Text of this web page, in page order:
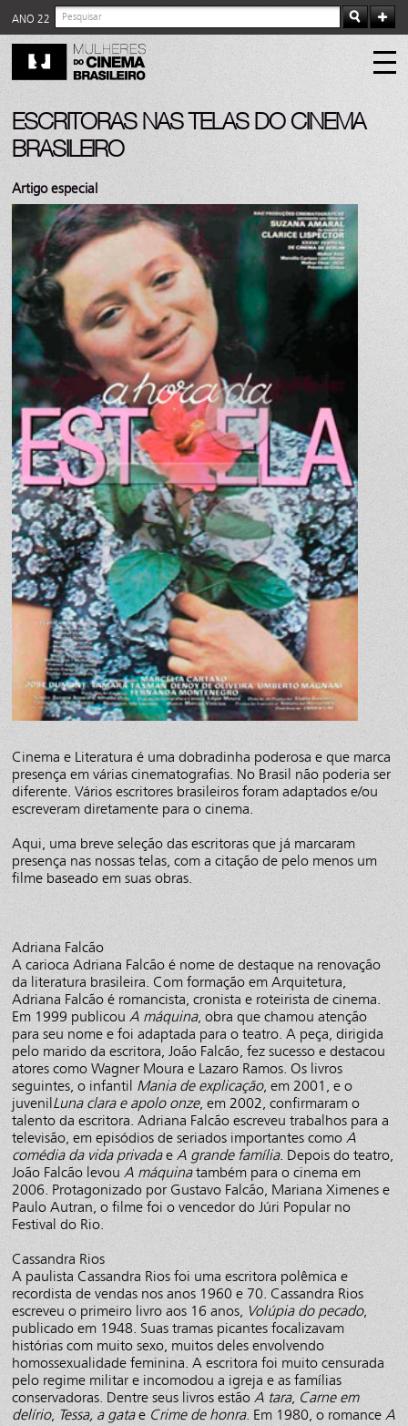
ANO 22
ESCRITORAS NAS TELAS DO CINEMA
BRASILEIRO
Artigo especial
Cinema e Literatura é uma dobradinha poderosa e que marca
presença em várias cinematografias. No Brasil não poderia ser
diferente. Vários escritores brasileiros foram adaptados e/ou
escreveram diretamente para o cinema.
Aqui, uma breve seleção das escritoras que já marcaram
presença nas nossas telas, com a citação de pelo menos um
filme baseado em suas obras.
Adriana Falcão
A carioca Adriana Falcão é nome de destaque na renovação
da literatura brasileira. Com formação em Arquitetura,
Adriana Falcão é romancista, cronista e roteirista de cinema.
Em 1999 publicouA máquina, obra que chamou atenção
para seu nome e foi adaptada para o teatro. A peça, dirigida
pelo marido da escritora, João Falcão, fez sucesso e destacou
atores como Wagner Moura e Lazaro Ramos. Os livros
seguintes, o infantil Mania de explicação, em 2001, e o
juvenil Luna clara e apolo onze, em 2002, confirmaram o
talento da escritora. Adriana Falcão escreveu trabalhos para a
televisão, em episódios de seriados importantes comoA
comédia da vida privadaeA grande família. Depois do teatro,
João Falcão levouA máquinatambém para o cinema em
2006. Protagonizado por Gustavo Falcão, Mariana Ximenes e
Paulo Autran, o filme foi o vencedor do Júri Popular no
Festival do Rio.
Cassandra Rios
A paulista Cassandra Rios foi uma escritora polêmica e
recordista de vendas nos anos 1960 e 70. Cassandra Rios
escreveu o primeiro livro aos 16 anos, Volúpia do pecado,
publicado em 1948. Suas tramas picantes focalizavam
histórias com muito sexo, muitos deles envolvendo
homossexualidade feminina. A escritora foi muito censurada
pelo regime militar e incomodou a igreja e as famílias
conservadoras. Dentre seus livros estãoA tara, Carne em
delírio, Tessa, a gatae Crime de honra. Em 1980, o romanceA